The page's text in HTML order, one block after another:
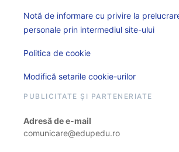
Notă de informare cu privire la
personale prin intermediul site-ului
Politica de cookie
Modifică setarile cookie-urilor
PUBLICITATE ȘI PARTENERIATE
Adresă de e-mail
comunicare@edupedu.ro